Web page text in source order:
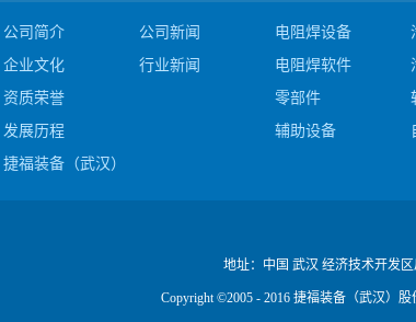
公司简介
企业文化
资质荣誉
发展历程
捷福装备（武汉）股份有限公司电阻焊产品#c
公司新闻
行业新闻
电阻焊设备
电阻焊软件
零部件
辅助设备
Copyright ©2005 - 2016 捷福装备（武汉）股
地址： 中国 武汉 经济技术开发